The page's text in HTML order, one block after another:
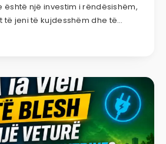
është një investim i rëndësishëm,
të jeni të kujdesshëm dhe të…